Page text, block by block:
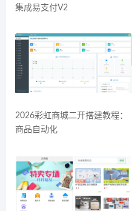
集成易支付V2
2026彩虹商城二开搭建教程：
商品自动化